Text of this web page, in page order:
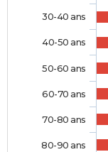
30-40 ans
40-50 ans
50-60 ans
60-70 ans
70-80 ans
80-90 ans